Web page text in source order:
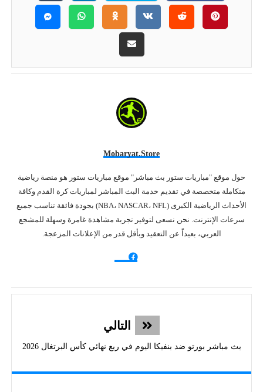
Mobaryat.store
حول موقع "مباريات ستور بث مباشر" موقع مباريات ستور هو منصة رياضية
متكاملة متخصصة في تقديم خدمة البث المباشر لمباريات كرة القدم وكافة
الأحداث الرياضية الكبرى (NBA، NASCAR، NFL) بجودة فائقة تناسب جميع
سرعات الإنترنت. نحن نسعى لتوفير تجربة مشاهدة غامرة وسهلة للمشجع
العربي، بعيداً عن التعقيد وبأقل قدر من الإعلانات المزعجة.
التالي
بث مباشر بورتو ضد بنفيكا اليوم في ربع نهائي كأس البرتغال 2026